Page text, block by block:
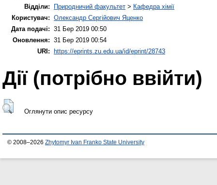
Відділи:
Природничий факультет > Кафедра хімії
Користувач: Олександр Сергійович Яценко
Дата подачі: 31 Бер 2019 00:50
Оновлення: 31 Бер 2019 00:54
URI:
https://eprints.zu.edu.ua/id/eprint/28743
Дії ​​(потрібно ввійти)
Оглянути опис ресурсу
© 2008–2026 Zhytomyr Ivan Franko State University